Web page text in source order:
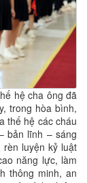
hệ cha ông đã
trong hòa bình,
thế hệ các cháu
bản lĩnh – sáng
luyện kỷ luật
năng lực, làm
thông minh, an